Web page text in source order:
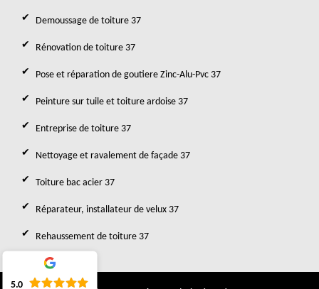
Demoussage de toiture 37
Rénovation de toiture 37
Pose et réparation de goutiere Zinc-Alu-Pvc 37
Peinture sur tuile et toiture ardoise 37
Entreprise de toiture 37
Nettoyage et ravalement de façade 37
Toiture bac acier 37
Réparateur, installateur de velux 37
Rehaussement de toiture 37
5.0